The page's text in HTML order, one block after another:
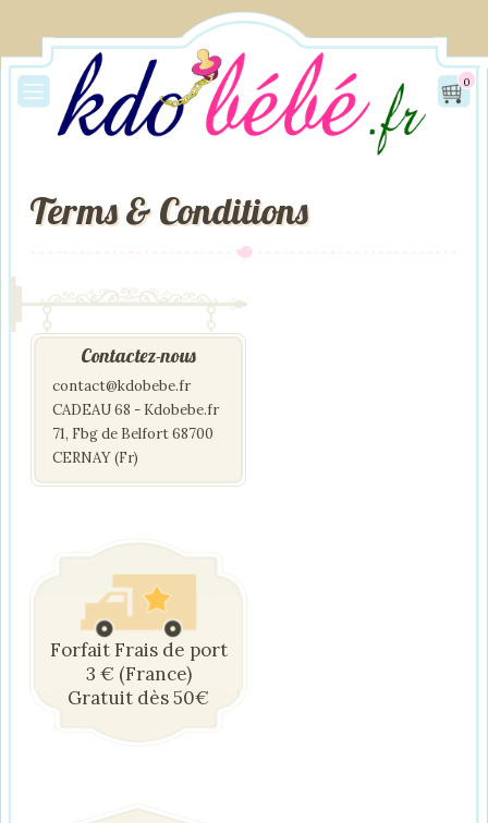
0
Terms & Conditions
Contactez-nous
contact@kdobebe.fr
CADEAU 68 - Kdobebe.fr
71, Fbg de Belfort 68700
CERNAY (Fr)
Forfait Frais de port
3 € (France)
Gratuit dès 50€